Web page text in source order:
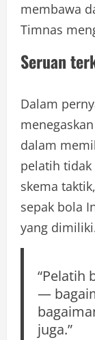
membawa
Timnas
Seruan
Dalam
dalam
pelatih tidak
skema
sepak bola
yang
“Pelatih
—
juga.”